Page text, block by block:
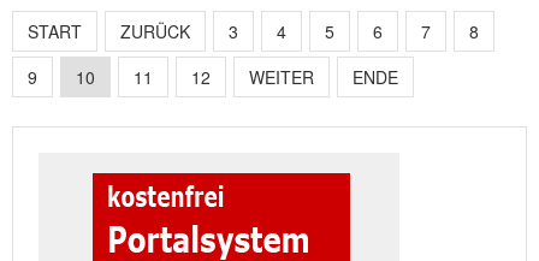
START ZURÜCK 3 4 5 6 7
8
9
10 11 12 WEITER ENDE